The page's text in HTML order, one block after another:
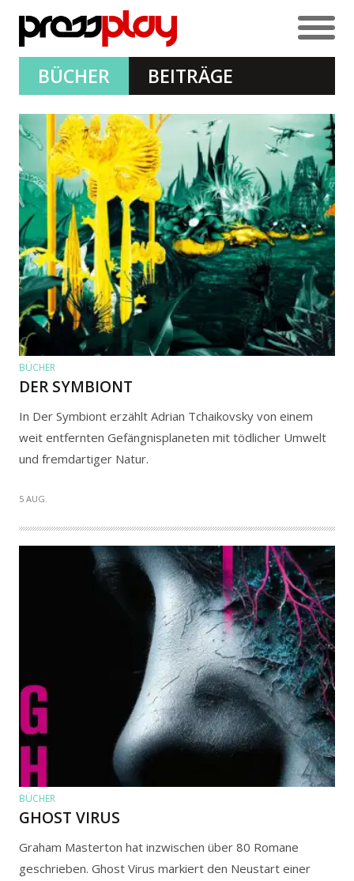
BÜCHER BEITRÄGE
BÜCHER
DER SYMBIONT
In Der Symbiont erzählt Adrian Tchaikovsky von einem
weit entfernten Gefängnisplaneten mit tödlicher Umwelt
und fremdartiger Natur.
5 AUG.
BÜCHER
GHOST VIRUS
Graham Masterton hat inzwischen über 80 Romane
geschrieben. Ghost Virus markiert den Neustart einer